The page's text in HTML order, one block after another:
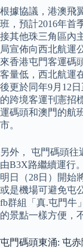
根據協議，港澳飛
班，預計2016年首
接其他珠三角區內
局宣佈向西北航運
來香港屯門客運碼
客量低，西北航運
後更於同年9月12
的跨境客運刊憲招
運碼頭和澳門的航
市。
另外， 屯門碼頭往
由B3X路繼續運行
明日（28日）開始
或是機場可避免屯
fb群組「真.屯門牛
的景點一樣方便，
屯門碼頭東涌: 屯